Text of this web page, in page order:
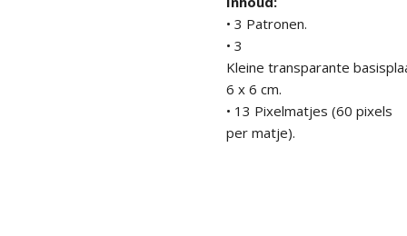
• 3 Patronen.
• 3
Kleine transparante
6 x 6 cm.
• 13 Pixelmatjes (60 pixels
per matje).